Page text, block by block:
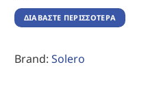
ΔΙΑΒΆΣΤΕ ΠΕΡΙΣΣΌΤΕΡΑ
Brand: Solero